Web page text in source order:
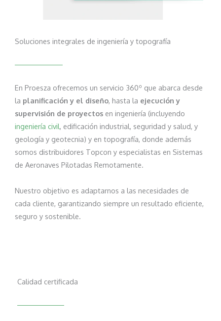
Soluciones integrales de ingeniería y topografía
En Proesza ofrecemos un servicio 360º que abarca desde
la planificación y el diseño, hasta la ejecución y
supervisión de proyectos en ingeniería (incluyendo
ingeniería civil, edificación industrial, seguridad y salud, y
geología y geotecnia) y en topografía, donde además
somos distribuidores Topcon y especialistas en Sistemas
de Aeronaves Pilotadas Remotamente.
Nuestro objetivo es adaptarnos a las necesidades de
cada cliente, garantizando siempre un resultado eficiente,
seguro y sostenible.
Calidad certificada